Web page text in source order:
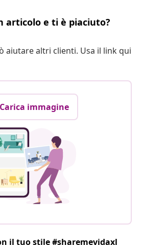
articolo e ti è piaciuto?
aiutare altri clienti. Usa il link qui
Carica immagine
il tuo stile #sharemevidaxl